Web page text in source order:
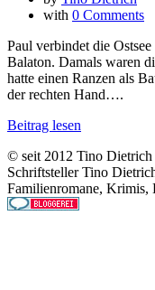
with 0 Comments
Paul verbindet die
Balaton. Damals waren
hatte einen Ranzen als
der rechten Hand….
Beitrag lesen
© seit 2012 Tino Dietrich
Schriftsteller Tino
Familienromane, Krimis,